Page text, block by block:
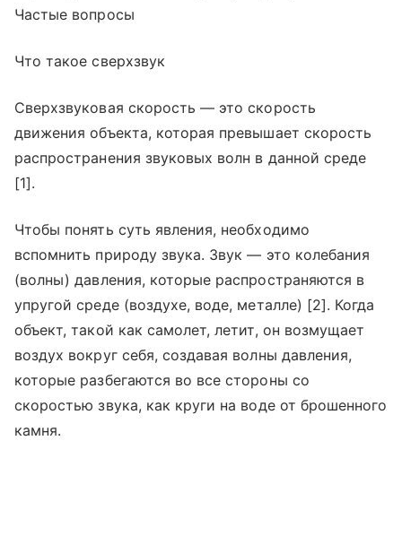
Частые вопросы
Что такое сверхзвук
Сверхзвуковая скорость — это скорость
движения объекта, которая превышает скорость
распространения звуковых волн в данной среде
[1].
Чтобы понять суть явления, необходимо
вспомнить природу звука. Звук — это колебания
(волны) давления, которые распространяются в
упругой среде (воздухе, воде, металле) [2]. Когда
объект, такой как самолет, летит, он возмущает
воздух вокруг себя, создавая волны давления,
которые разбегаются во все стороны со
скоростью звука, как круги на воде от брошенного
камня.